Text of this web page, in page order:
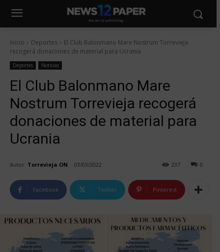
Inicio Deportes
El Club Balonmano Mare Nostrum Torrevieja
recogerá donaciones de material para Ucrania
Deportes Noticias
El Club Balonmano Mare
Nostrum Torrevieja recogerá
donaciones de material para
Ucrania
Autor: Torrevieja ON 03/03/2022 0
237
Facebook Twitter Pinterest